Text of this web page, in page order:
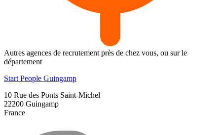
Autres agences de recrutement près de chez vous, ou sur le
département
Start People Guingamp
10 Rue des Ponts Saint-Michel
22200 Guingamp
France